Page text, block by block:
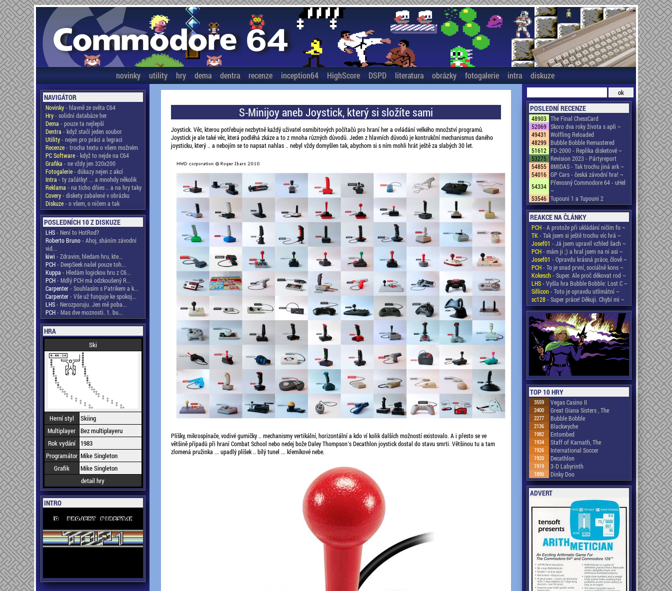
novinky utility hry dema dentra recenze inception64 HighScore DSPD literatura obrázky fotogalerie intra diskuze
NAVIGÁTOR
Novinky- hlavně ze světa C64
Hry- solidní databáze her
Dema - pouze ta nejlepší
Dentra - když stačí jeden soubor
Utility- nejen pro práci a legraci
Recenze- trocha textu o všem možném
PC Software- když to nejde na C64
Grafika - ne vždy jen 320x200
Fotogalerie- důkazy nejen z akcí
Intra - ty začátky! ... a mnohdy několik
Reklama - na ticho dňies .. a na hry taky
Covery- diskety zabalené v obrázku
Diskuze- o všem, o ničem a tak
POSLEDNÍCH 10 Z DISKUZE
LHS- Není to HotRod?
Roberto Bruno- Ahoj, sháním závodní
vid...
kiwi - Zdravim, hledam hru, kte...
PCH- DeepSeek našel pouze toh...
Kuppa - Hledám logickou hru z C6...
PCH- Mdlý PCH má odzkoušený R...
Carpenter- Souhlasím s Patrikem a k...
Carpenter- Vše už funguje ke spokoj...
LHS- Nerozporuju. Jen mě poba...
PCH- Mas dve moznosti. 1. bu...
HRA
Ski
Herní styl
Skiing
Multiplayer Bez multiplayeru
Rok vydání
1983
Programátor Mike Singleton
Grafik
Mike Singleton
detail hry
INTRO
S-Minijoy aneb Joystick, který si složíte sami
Joystick. Věc, kterou potřebuje nezbytně každý uživatel osmibitových počítačů pro hraní her a ovládání velkého množství programů.
Joystick je ale také věc, která podléhá zkáze a to z mnoha různých důvodů. Jeden z hlavních důvodů je kontrukční mechanismus daného
joysticku, který .. a nebojím se to napsat nahlas .. nebyl vždy domyšlen tak, abychom si s ním mohli hrát ještě za slabých 30 let.
Plíšky, mikrospínače, vodivé gumičky .. mechanismy vertikální, horizontální a kdo ví kolik dalších možností existovalo. A i přesto se ve
většině případů při hraní Combat School nebo nedej bože Daley Thompson`s Decathlon joystick dostal do stavu smrti. Většinou tu a tam
zlomená pružinka ... upadlý plíšek .. bílý tunel ... křemíkové nebe.
POSLEDNÍ RECENZE
48903 The Final ChessCard
52069 Skoro dva roky života s apli ~
49431
Wolfling Reloaded
48299 Bubble Bobble Remastered
51612 FD-2000 - Replika disketové ~
53275 Revision 2023 - Pártyreport
54855 8MIDAS - Tak trochu jiná ark ~
54016 GP Cars - česká závodní hra! ~
54334 Přenosný Commodore 64 - uHel
~
53546 Tupouni 1 a Tupouni 2
REAKCE NA ČLÁNKY
PCH- A protože při ukládání ničím fo ~
TK- Tak jsem si ještě trochu víc hrá ~
Josef01 - Já jsem upravil vzhled šach ~
PCH- mám ji ;) a hral jsem na ni asi ~
Josef01 - Opravdu krásná práce, člově ~
PCH- To je snad první, sociálně kons ~
Kokesch- Super. Ale proč děkovat rod ~
LHS- Vyšla hra Bubble Bobble: Lost C ~
Sillicon- Toto je opravdu utlimátní ~
sc128- Super práce! Děkuji. Chybí mi ~
TOP 10 HRY
3559 Vegas Casino II
2400 Great Giana Sisters , The
2277 Bubble Bobble
2136 Blackwyche
1982 Entombed
1934 Staff of Karnath, The
1926 International Soccer
1920 Decathlon
1919 3-D Labyrinth
1890 Dinky Doo
ADVERT